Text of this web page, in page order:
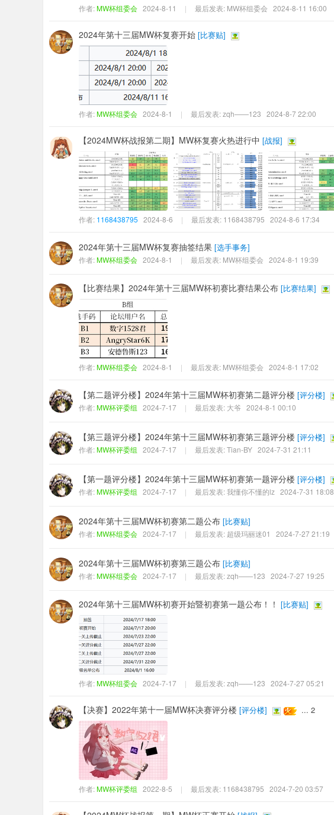
作者:MW杯组委会 2024-8-11 | 最后发表: MW杯组委会 2024-8-11 16:00
2024年第十三届MW杯复赛开始 [比赛贴]
作者:MW杯组委会 2024-8-1 | 最后发表:zqh——123 2024-8-7 22:00
【2024MW杯战报第二期】MW杯复赛火热进行中 [战报]
作者: 1168438795 2024-8-6 | 最后发表: 1168438795 2024-8-6 17:34
2024年第十三届MW杯复赛抽签结果 [选手事务]
作者:MW杯组委会 2024-8-1 | 最后发表: MW杯组委会 2024-8-1 19:39
【比赛结果】2024年第十三届MW杯初赛比赛结果公布 [比赛结果]
作者:MW杯组委会 2024-8-1 | 最后发表: MW杯组委会 2024-8-1 17:02
【第二题评分楼】2024年第十三届MW杯初赛第二题评分楼 [评分楼]
作者:MW杯评委组 2024-7-17 | 最后发表: 大爷 2024-8-1 00:10
【第三题评分楼】2024年第十三届MW杯初赛第三题评分楼 [评分楼]
作者:MW杯评委组 2024-7-17 | 最后发表:Tian-BY 2024-7-31 21:11
【第一题评分楼】2024年第十三届MW杯初赛第一题评分楼 [评分楼]
作者:MW杯评委组 2024-7-17 | 最后发表:我懂你不懂的lz 2024-7-31 18:08
2024年第十三届MW杯初赛第二题公布 [比赛贴]
作者:MW杯组委会 2024-7-17 | 最后发表: 超级玛丽迷01 2024-7-27 21:19
2024年第十三届MW杯初赛第三题公布 [比赛贴]
作者:MW杯组委会 2024-7-17 | 最后发表:zqh——123 2024-7-27 19:25
2024年第十三届MW杯初赛开始暨初赛第一题公布！！ [比赛贴]
作者:MW杯组委会 2024-7-17 | 最后发表:zqh——123 2024-7-27 05:21
【决赛】2022年第十一届MW杯决赛评分楼 [评分楼] ... 2
作者:MW杯评委组 2022-8-5 | 最后发表: 1168438795 2024-7-20 03:57